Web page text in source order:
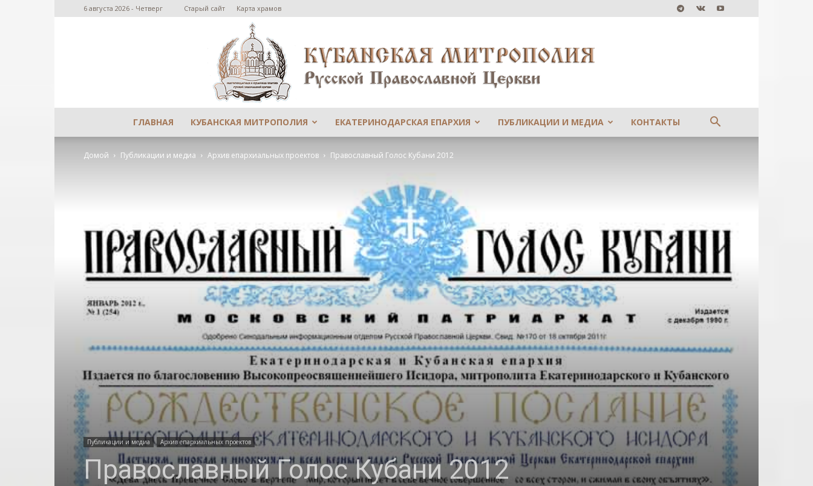
6 августа 2026 - Четверг Старый сайт Карта храмов
Екатеринодарской
и
Кубанской
епархии
ГЛАВНАЯ КУБАНСКАЯ МИТРОПОЛИЯ ЕКАТЕРИНОДАРСКАЯ ЕПАРХИЯ ПУБЛИКАЦИИ И МЕДИА КОНТАКТЫ
Домой Публикации и медиа Архив епархиальных проектов Православный Голос Кубани 2012
Публикации и медиа Архив епархиальных проектов
Православный Голос Кубани 2012